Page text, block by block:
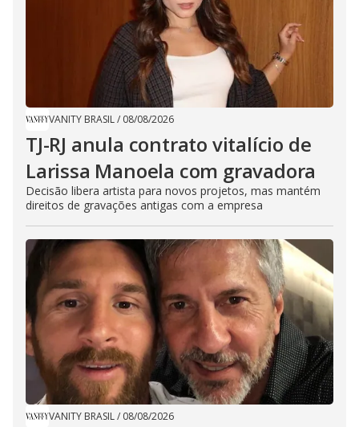
VANITY BRASIL/ 08/08/2026
TJ-RJ anula contrato vitalício de
Larissa Manoela com gravadora
Decisão libera artista para novos projetos, mas mantém
direitos de gravações antigas com a empresa
VANITY BRASIL/ 08/08/2026